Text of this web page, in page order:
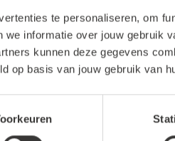
te personaliseren, om
informatie over jouw gebruik
kunnen deze gegevens
op basis van jouw gebruik van
naar verdiepende
bij de klantenservice